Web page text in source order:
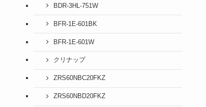
BDR-3HL-751W
BFR-1E-601BK
BFR-1E-601W
クリナップ
ZRS60NBC20FKZ
ZRS60NBD20FKZ